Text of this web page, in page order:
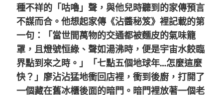
種不祥的「咕嚕」聲，與他兒時聽到的家傳預言
不謀而合。他想起家傳《沾醬秘笈》裡記載的第
一句：「當世間萬物的交通都被麵皮的氣味籠
罩，且燈號恒綠、聲如湯沸時，便是宇宙水餃臨
界點到來之時。」「七點五個地球年…怎麼這麼
快？」廖沾沾猛地衝回店裡，衝到後廚，打開了
一個藏在舊冰櫃後面的暗門。暗門裡放著一個老